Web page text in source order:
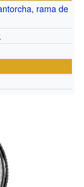
, rama de